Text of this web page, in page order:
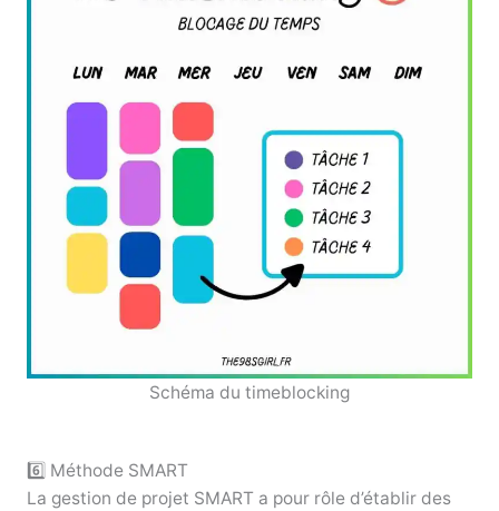
Schéma du timeblocking
6️⃣ Méthode SMART
La gestion de projet SMART a pour rôle d’établir des